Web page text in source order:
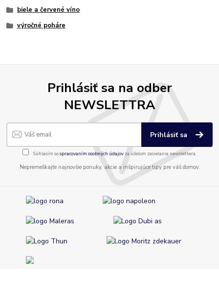
biele a červené víno
výročné poháre
Prihlásiť sa na odber
NEWSLETTRA
Prihlásiť sa
Súhlasím sospracovaním osobných údajov za účelom zasielania newslettera.
Nepremeškajte najnovšie ponuky, akcie a inšpirujúce tipy pre váš domov.